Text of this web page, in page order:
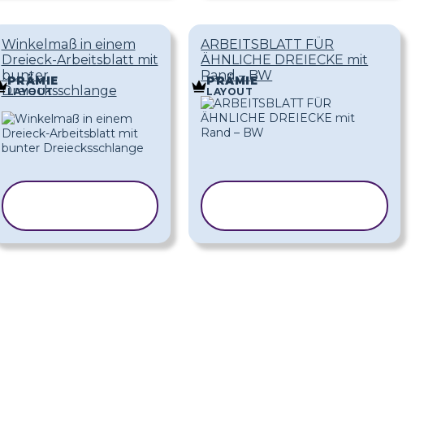
Winkelmaß in einem
Dreieck-Arbeitsblatt mit
bunter
Dreiecksschlange
PRÄMIE
LAYOUT
ARBEITSBLATT FÜR
ÄHNLICHE DREIECKE mit
Rand – BW
PRÄMIE
LAYOUT